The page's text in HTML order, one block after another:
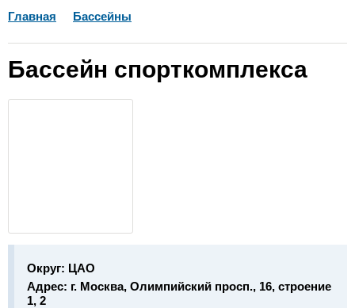
Главная Бассейны
Бассейн спорткомплекса
Округ: ЦАО
Адрес: г. Москва, Олимпийский просп., 16, строение
1, 2